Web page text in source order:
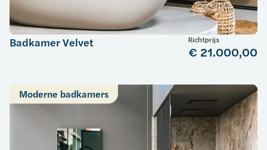
Badkamer Velvet Richtprijs
€ 21.000,00
Moderne badkamers